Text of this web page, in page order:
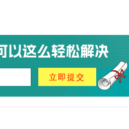
立即提交